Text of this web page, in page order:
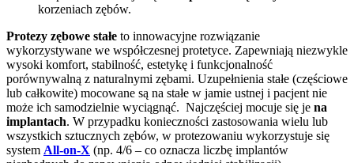
korzeniach zębów.
Protezy zębowe stałe to innowacyjne rozwiązanie
wykorzystywane we współczesnej protetyce. Zapewniają niezwykle
wysoki komfort, stabilność, estetykę i funkcjonalność
porównywalną z naturalnymi zębami. Uzupełnienia stałe (częściowe
lub całkowite) mocowane są na stałe w jamie ustnej i pacjent nie
może ich samodzielnie wyciągnąć. Najczęściej mocuje się je na
implantach. W przypadku konieczności zastosowania wielu lub
wszystkich sztucznych zębów, w protezowaniu wykorzystuje się
system All-on-X (np. 4/6 – co oznacza liczbę implantów